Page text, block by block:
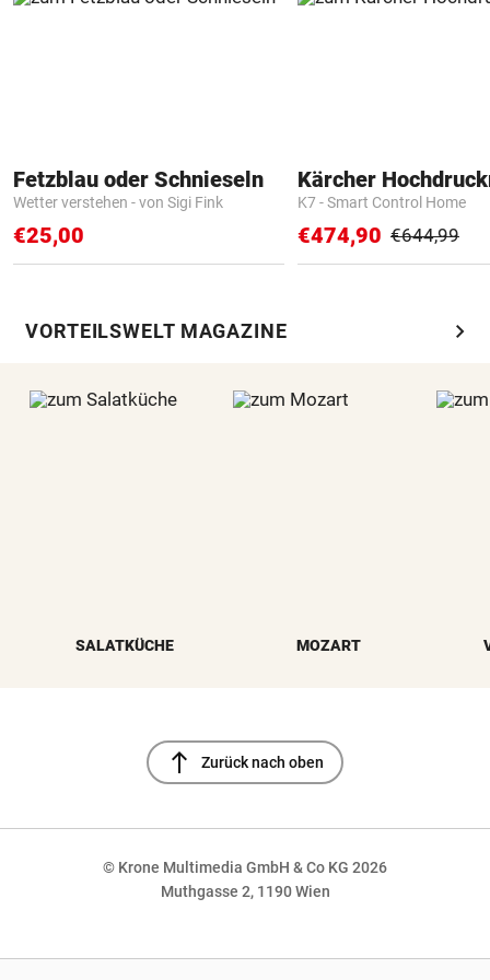
Fetzblau oder Schnieseln
Wetter verstehen - von Sigi Fink
€25,00
Kärcher
K7 - Smart Control Home
€474,90 €644,99
VORTEILSWELT MAGAZINE chevron_right
SALATKÜCHE MOZART
north Zurück nach oben
© Krone Multimedia GmbH & Co KG 2026
Muthgasse 2, 1190 Wien
NaN%